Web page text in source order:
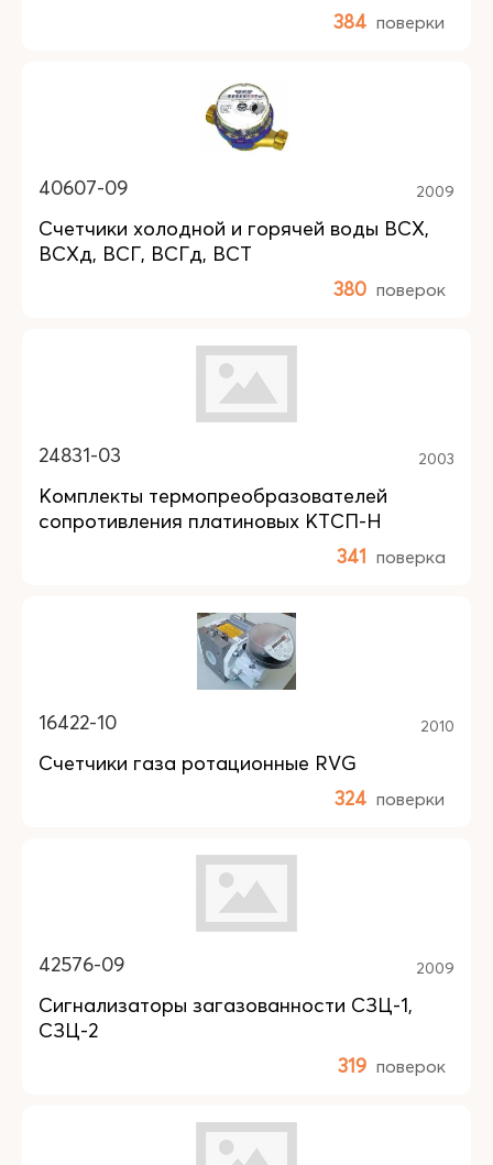
384 поверки
40607-09 2009
Счетчики холодной и горячей воды ВСХ,
ВСХд, ВСГ, ВСГд, ВСТ
380 поверок
24831-03 2003
Комплекты термопреобразователей
сопротивления платиновых КТСП-Н
341 поверка
16422-10 2010
Счетчики газа ротационные RVG
324 поверки
42576-09 2009
Сигнализаторы загазованности СЗЦ-1,
СЗЦ-2
319 поверок